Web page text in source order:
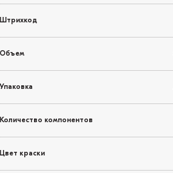
Штрихкод
Объем
Упаковка
Количество компонентов
Цвет краски